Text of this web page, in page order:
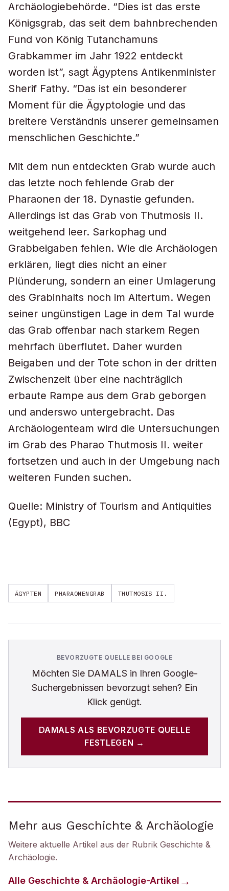
Archäologiebehörde. “Dies ist das erste
Königsgrab, das seit dem bahnbrechenden
Fund von König Tutanchamuns
Grabkammer im Jahr 1922 entdeckt
worden ist”, sagt Ägyptens Antikenminister
Sherif Fathy. “Das ist ein besonderer
Moment für die Ägyptologie und das
breitere Verständnis unserer gemeinsamen
menschlichen Geschichte.”
Mit dem nun entdeckten Grab wurde auch
das letzte noch fehlende Grab der
Pharaonen der 18. Dynastie gefunden.
Allerdings ist das Grab von Thutmosis II.
weitgehend leer. Sarkophag und
Grabbeigaben fehlen. Wie die Archäologen
erklären, liegt dies nicht an einer
Plünderung, sondern an einer Umlagerung
des Grabinhalts noch im Altertum. Wegen
seiner ungünstigen Lage in dem Tal wurde
das Grab offenbar nach starkem Regen
mehrfach überflutet. Daher wurden
Beigaben und der Tote schon in der dritten
Zwischenzeit über eine nachträglich
erbaute Rampe aus dem Grab geborgen
und anderswo untergebracht. Das
Archäologenteam wird die Untersuchungen
im Grab des Pharao Thutmosis II. weiter
fortsetzen und auch in der Umgebung nach
weiteren Funden suchen.
Quelle: Ministry of Tourism and Antiquities
(Egypt), BBC
ÄGYPTEN PHARAONENGRAB THUTMOSIS II.
BEVORZUGTE QUELLE BEI GOOGLE
Möchten Sie DAMALS in Ihren Google-
Suchergebnissen bevorzugt sehen? Ein
Klick genügt.
DAMALS ALS BEVORZUGTE QUELLE
FESTLEGEN →
Mehr aus Geschichte & Archäologie
Weitere aktuelle Artikel aus der Rubrik Geschichte &
Archäologie.
Alle Geschichte & Archäologie-Artikel